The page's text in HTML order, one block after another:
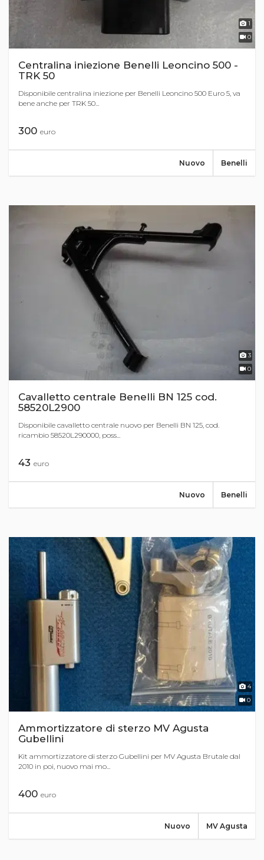
1
0
Centralina iniezione Benelli Leoncino 500 -
TRK 50
Disponibile centralina iniezione per Benelli Leoncino 500 Euro 5, va
bene anche per TRK 50...
300 euro
Benelli
Nuovo
3
0
Cavalletto centrale Benelli BN 125 cod.
58520L2900
Disponibile cavalletto centrale nuovo per Benelli BN 125, cod.
ricambio 58520L290000, poss...
43 euro
Benelli
Nuovo
4
0
Ammortizzatore di sterzo MV Agusta
Gubellini
Kit ammortizzatore di sterzo Gubellini per MV Agusta Brutale dal
2010 in poi, nuovo mai mo...
400 euro
MV Agusta
Nuovo